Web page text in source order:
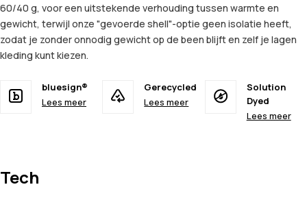
60/40 g, voor een uitstekende verhouding tussen warmte en
gewicht, terwijl onze "gevoerde shell"-optie geen isolatie heeft,
zodat je zonder onnodig gewicht op de been blijft en zelf je lagen
kleding kunt kiezen.
bluesign®
Lees meer
Gerecycled
Lees meer
Solution
Dyed
Lees meer
Tech